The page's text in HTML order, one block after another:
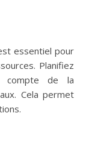
essentiel pour
Planifiez
compte de la
Cela permet